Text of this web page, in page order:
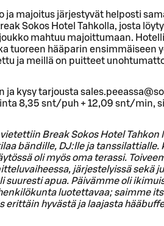
ja majoitus järjestyvät helposti
Sokos Hotel Tahkolla, josta
mahtuu majoittumaan.
tuoreen hääparin ensimmäiseen
ja meillä on puitteet
ja kysy tarjousta
8,35 snt/puh + 12,09 snt/min,
Break Sokos Hotel Tahkon
bändille, DJ:lle ja tanssilattialle.
oli myös oma terassi.
järjestelyissä sekä
suuresti apua. Päivämme oli
luotettavaa; saimme
erittäin hyvästä ja laajasta